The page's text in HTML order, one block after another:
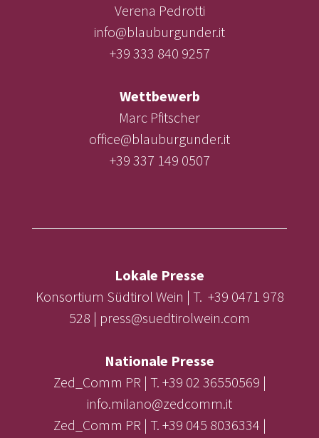
Verena Pedrotti
info@blauburgunder.it
+39 333 840 9257
Wettbewerb
Marc Pfitscher
office@blauburgunder.it
+39 337 149 0507
Lokale Presse
Konsortium Südtirol Wein | T. +39 0471 978
528 | press@suedtirolwein.com
Nationale Presse
Zed_Comm PR | T. +39 02 36550569 |
info.milano@zedcomm.it
Zed_Comm PR | T. +39 045 8036334 |